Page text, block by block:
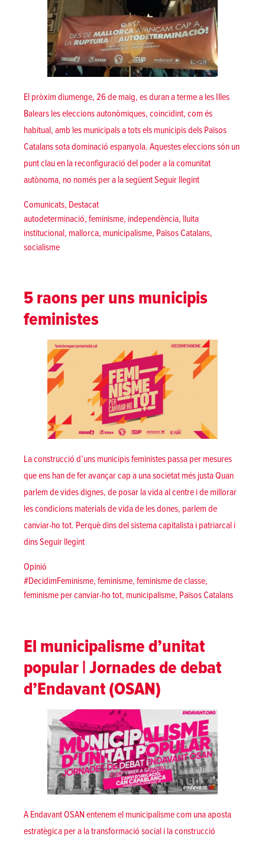
El pròxim diumenge, 26 de maig, es duran a terme a les Illes
Balears les eleccions autonòmiques, coincidint, com és
habitual, amb les municipals a tots els municipis dels Països
Catalans sota dominació espanyola. Aquestes eleccions són un
punt clau en la reconfiguració del poder a la comunitat
autònoma, no només per a la següentSeguir llegint«Davant les
Posted in
Comunicats, Destacat
Tags:
autodeterminació, feminisme, independència, lluita
institucional, mallorca, municipalisme, Països Catalans,
socialisme
5 raons per uns municipis
feministes
La construcció d’uns municipis feministes passa per mesures
que ens han de fer avançar cap a una societat més justa Quan
parlem de vides dignes, de posar la vida al centre i de millorar
les condicions materials de vida de les dones, parlem de
canviar-ho tot. Perquè dins del sistema capitalista i patriarcal i
dinsSeguir llegint«5 raons per uns municipis feministes»
Posted in
Opinió
Tags:
#DecidimFeminisme, feminisme, feminisme de classe,
feminisme per canviar-ho tot, municipalisme, Països Catalans
El municipalisme d’unitat
popular | Jornades de debat
d’Endavant (OSAN)
A Endavant OSAN entenem el municipalisme com una aposta
estratègica per a la transformació social i la construcció